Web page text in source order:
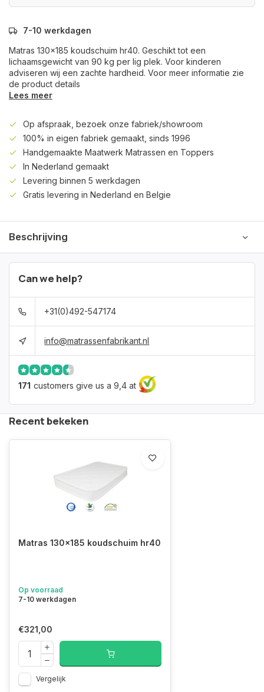
7-10 werkdagen
Matras 130x185 koudschuim hr40. Geschikt tot een
lichaamsgewicht van 90 kg per lig plek. Voor kinderen
adviseren wij een zachte hardheid. Voor meer informatie zie
de product details
Lees meer
Op afspraak, bezoek onze fabriek/showroom
100% in eigen fabriek gemaakt, sinds 1996
Handgemaakte Maatwerk Matrassen en Toppers
In Nederland gemaakt
Levering binnen 5 werkdagen
Gratis levering in Nederland en Belgie
Beschrijving
Can we help?
+31(0)492-547174
info@matrassenfabrikant.nl
171 customers give us a 9,4 at
Recent bekeken
Matras 130x185 koudschuim hr40
Op voorraad
7-10 werkdagen
€321,00
Vergelijk